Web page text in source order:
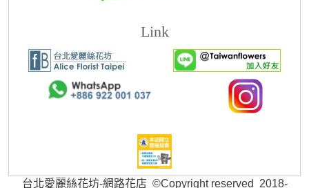
Link
台北愛麗絲花坊-網路花店 ©Copyright reserved 2018-